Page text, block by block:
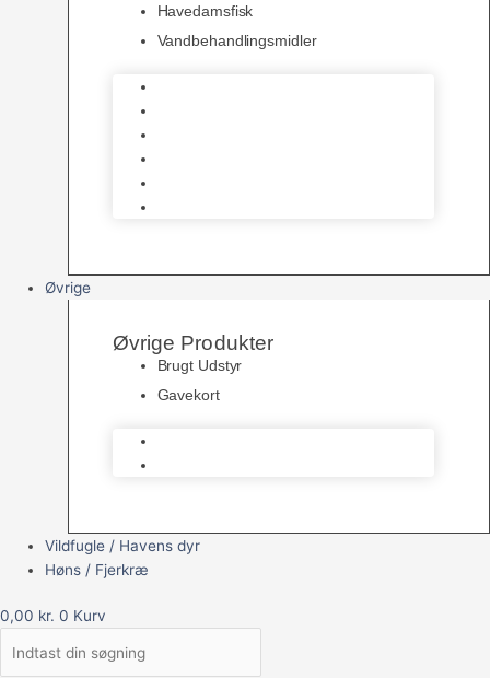
Havedamsfisk
Vandbehandlingsmidler
Øvrige
Øvrige Produkter
Brugt Udstyr
Gavekort
Vildfugle / Havens dyr
Høns / Fjerkræ
0,00 kr. 0 Kurv